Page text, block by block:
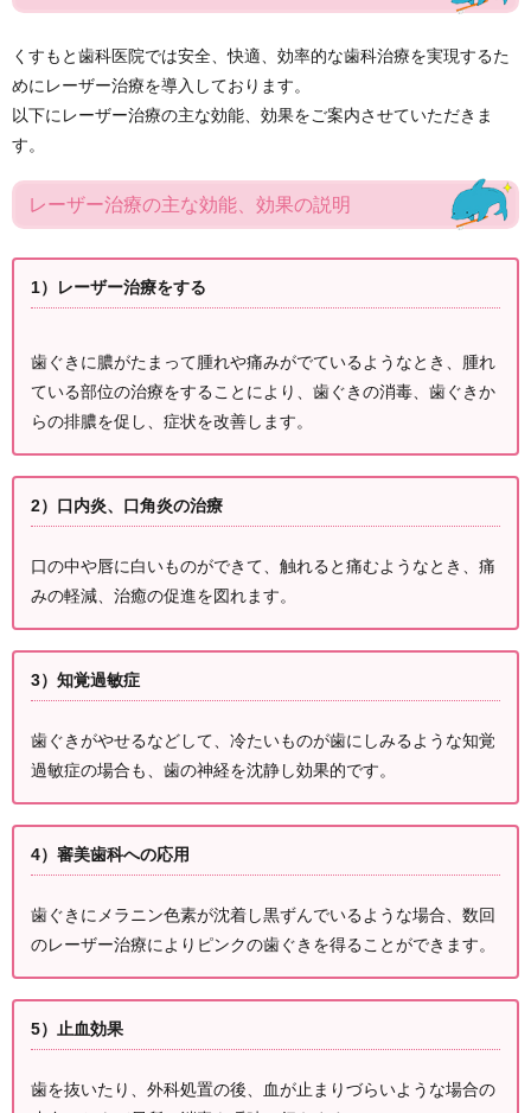
くすもと歯科医院では安全、快適、効率的な歯科治療を実現するた
めにレーザー治療を導入しております。
以下にレーザー治療の主な効能、効果をご案内させていただきま
す。
レーザー治療の主な効能、効果の説明
1）レーザー治療をする
歯ぐきに膿がたまって腫れや痛みがでているようなとき、腫れ
ている部位の治療をすることにより、歯ぐきの消毒、歯ぐきか
らの排膿を促し、症状を改善します。
2）口内炎、口角炎の治療
口の中や唇に白いものができて、触れると痛むようなとき、痛
みの軽減、治癒の促進を図れます。
3）知覚過敏症
歯ぐきがやせるなどして、冷たいものが歯にしみるような知覚
過敏症の場合も、歯の神経を沈静し効果的です。
4）審美歯科への応用
歯ぐきにメラニン色素が沈着し黒ずんでいるような場合、数回
のレーザー治療によりピンクの歯ぐきを得ることができます。
5）止血効果
歯を抜いたり、外科処置の後、血が止まりづらいような場合の